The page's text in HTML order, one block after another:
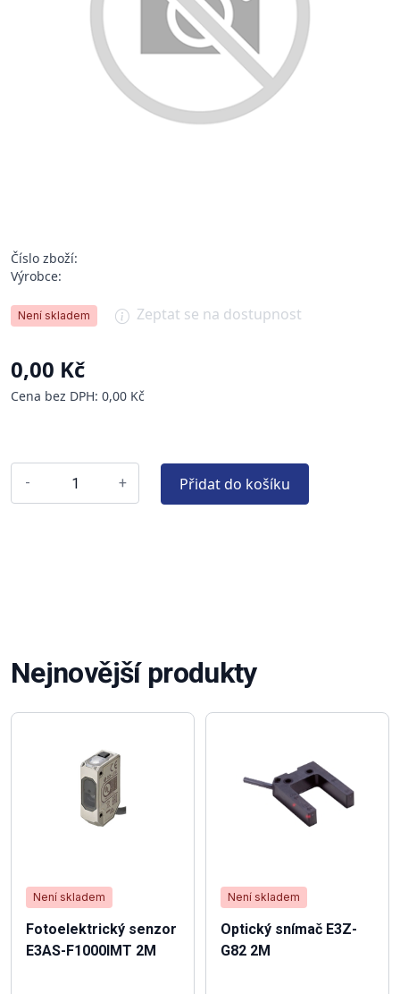
Číslo zboží:
Výrobce:
Není skladem Zeptat se na dostupnost
0,00 Kč
Cena bez DPH: 0,00 Kč
- + Přidat do košíku
Nejnovější produkty
Není skladem
Fotoelektrický senzor
E3AS-F1000IMT 2M
Není skladem
Optický snímač E3Z-
G82 2M